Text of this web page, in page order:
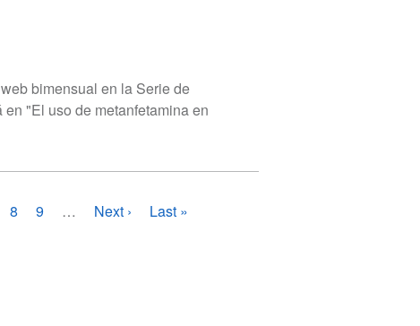
bimensual en la Serie de
"El uso de metanfetamina en
Página
8 Página
9 …
Siguiente
Next ›
Última
Last »